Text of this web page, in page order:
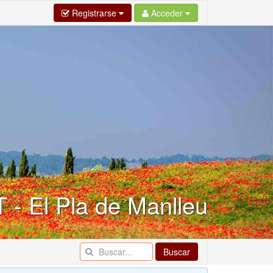
Registrarse Acceder
- El Pla de Manlleu
Buscar